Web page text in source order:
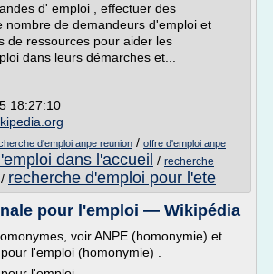
d' emploi , effectuer des
nombre de demandeurs d'emploi et
de ressources pour aider les
dans leurs démarches et...
18:27:10
d'emploi anpe reunion / offre d'emploi anpe
dans l'accueil / recherche
/ recherche d'emploi pour l'ete
pour l'emploi — Wikipédia
voir ANPE (homonymie) et
l'emploi (homonymie) .